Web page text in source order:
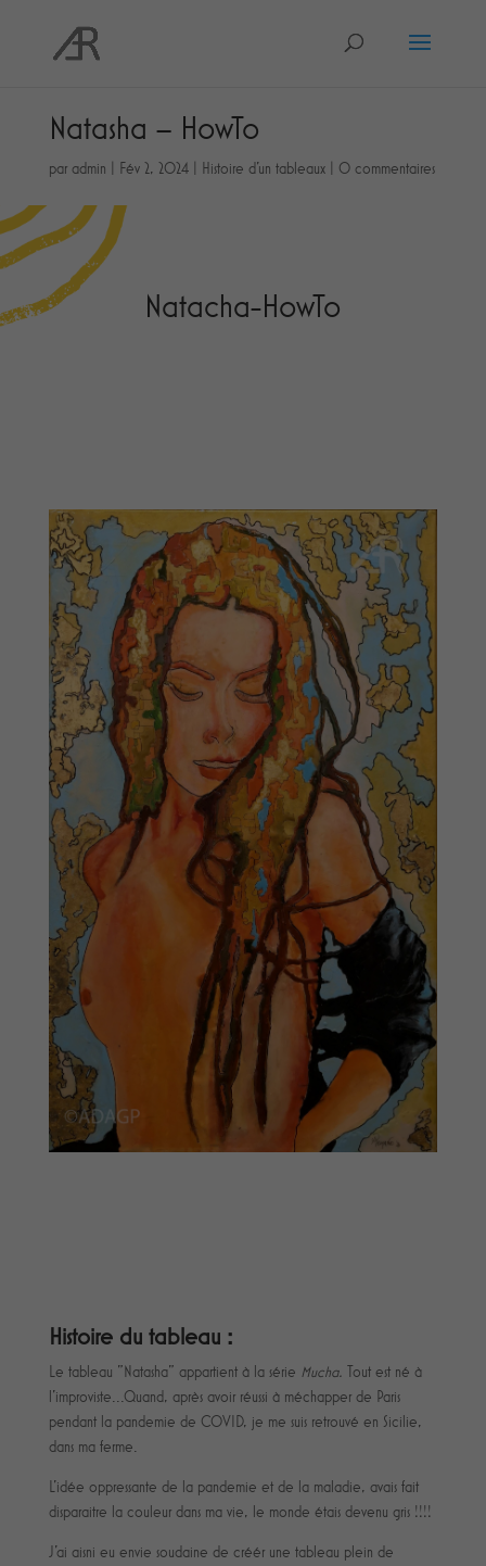
Natasha – HowTo
par admin Fév 2, 2024| Histoire d'un tableaux| 0 commentaires
Natacha-HowTo
Histoire du tableau :
Le tableau "Natasha" appartient à la série Mucha.
Tout est né à
l'improviste...Quand, après avoir réussi à méchapper de Paris
pendant la pandemie de COVID, je me suis retrouvé en Sicilie,
dans ma ferme.
L'idée oppressante de la pandemie et de la maladie, avais fait
disparaitre la couleur dans ma vie, le monde étais devenu gris !!!!
J'ai aisni eu envie soudaine de créér une tableau plein de